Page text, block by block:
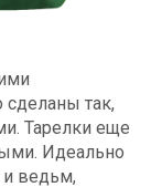
сделаны так,
Тарелки еще
Идеально
и ведьм,